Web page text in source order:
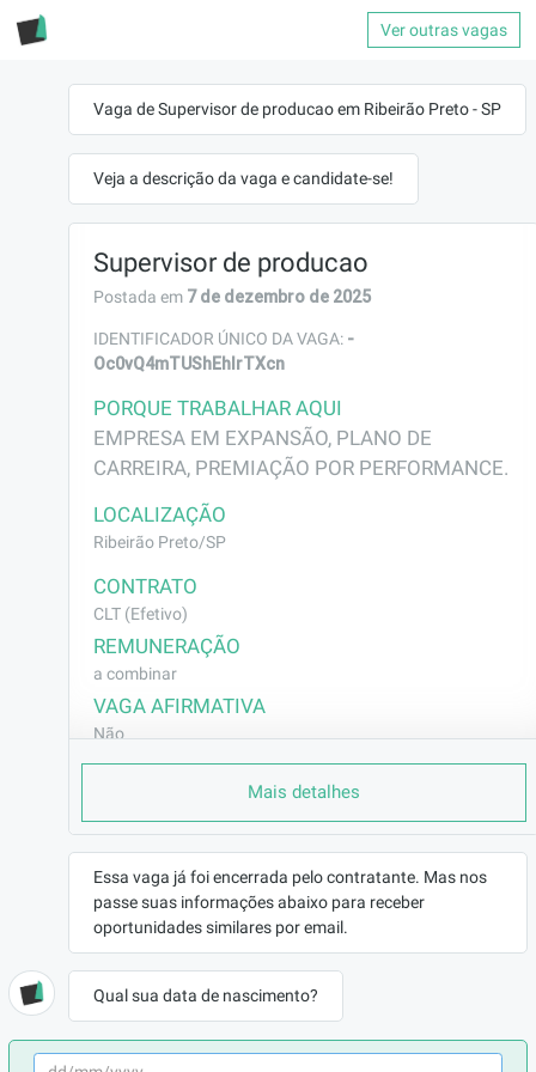
Ver outras vagas
Vaga de Supervisor de producao em Ribeirão Preto - SP
Veja a descrição da vaga e candidate-se!
Supervisor de producao
Postada em 7 de dezembro de 2025
IDENTIFICADOR ÚNICO DA VAGA: -
Oc0vQ4mTUShEhlrTXcn
PORQUE TRABALHAR AQUI
EMPRESA EM EXPANSÃO, PLANO DE
CARREIRA, PREMIAÇÃO POR PERFORMANCE.
LOCALIZAÇÃO
Ribeirão Preto/SP
CONTRATO
CLT (Efetivo)
REMUNERAÇÃO
a combinar
VAGA AFIRMATIVA
Não
RAMO DE ATUAÇÃO
Indústria/Siderurgia/Mineração
BENEFÍCIOS
DESCRIÇÃO
SUPERVISAO PCP
SUPERVISAO FABRICA
SUPERVISAO COMPRAS
REQUISITOS
Mais detalhes
Essa vaga já foi encerrada pelo contratante. Mas nos
passe suas informações abaixo para receber
oportunidades similares por email.
Qual sua data de nascimento?